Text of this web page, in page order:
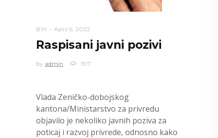
BIH April 6, 2022
Raspisani javni pozivi
by admin 397
Vlada Zeničko-dobojskog
kantona/Ministarstvo za privredu
objavilo je nekoliko javnih poziva za
poticaj i razvoj privrede, odnosno kako